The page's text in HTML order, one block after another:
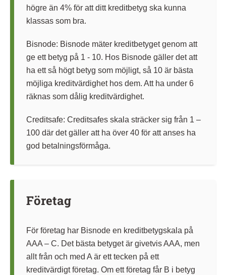
högre än 4% för att ditt kreditbetyg ska kunna
klassas som bra.
Bisnode: Bisnode mäter kreditbetyget genom att
ge ett betyg på 1 - 10. Hos Bisnode gäller det att
ha ett så högt betyg som möjligt, så 10 är bästa
möjliga kreditvärdighet hos dem. Att ha under 6
räknas som dålig kreditvärdighet.
Creditsafe: Creditsafes skala sträcker sig från 1 –
100 där det gäller att ha över 40 för att anses ha
god betalningsförmåga.
Företag
För företag har Bisnode en kreditbetygskala på
AAA – C. Det bästa betyget är givetvis AAA, men
allt från och med A är ett tecken på ett
kreditvärdigt företag. Om ett företag får B i betyg